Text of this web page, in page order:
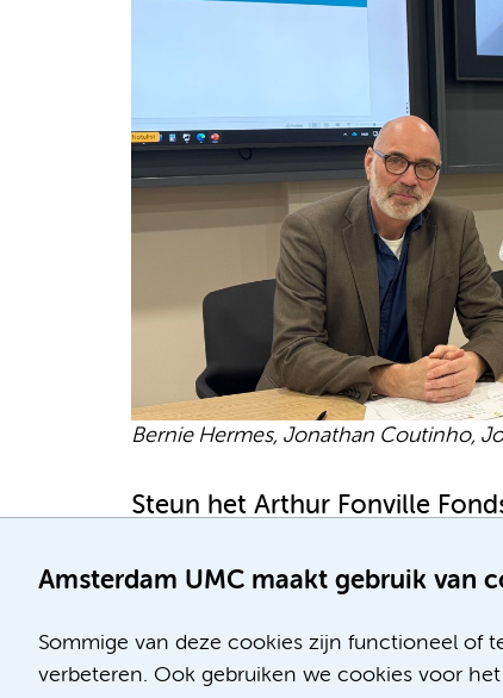
Amsterdam UMC maakt gebruik van
Sommige van deze cookies zijn functioneel of
verbeteren. Ook gebruiken we cookies voor
Bernie Hermes, Jonathan Coutinho,
Steun het Arthur Fonville
fonds met een donatie:Doneer aan
te ontwikkelen en zo uiteindelijk het